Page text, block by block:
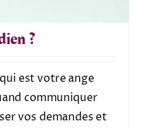
?
est votre ange
communiquer
vos demandes et